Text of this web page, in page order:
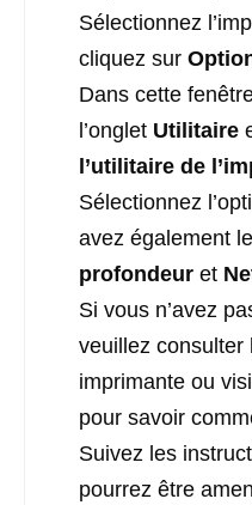
Sélectionnez
cliquez sur
Dans cette
l’onglet Utilitaire
l’utilitaire de
Sélectionnez
avez également
profondeur et
Si vous n’avez
veuillez consulter
imprimante ou
pour savoir
Suivez les
pourrez être